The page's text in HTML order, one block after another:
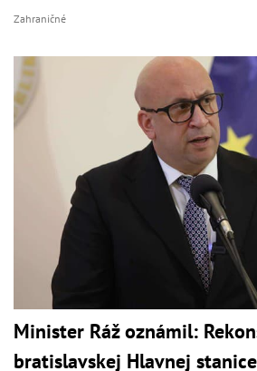
Zahraničné
Minister Ráž oznámil:
bratislavskej Hlavnej